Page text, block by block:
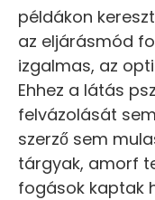
példákon
az eljárásmód
izgalmas, az
Ehhez a látás
felvázolását
szerző sem
tárgyak, amorf
fogások kaptak